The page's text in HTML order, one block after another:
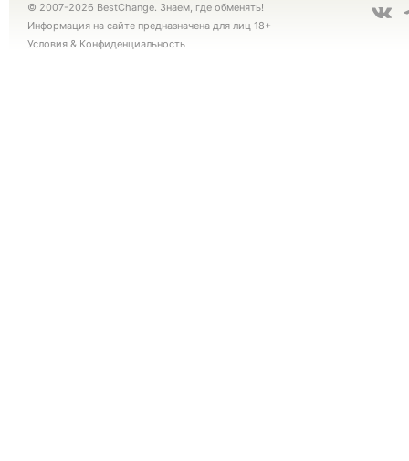
© 2007-2026 BestChange. Знаем, где обменять!
Информация на сайте предназначена для лиц 18+
Условия & Конфиденциальность